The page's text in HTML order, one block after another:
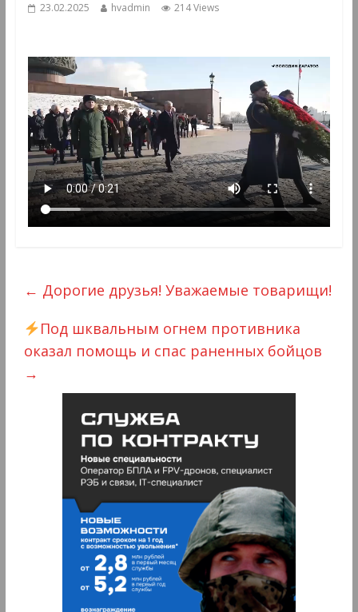
23.02.2025 hvadmin 214 Views
← Дорогие друзья! Уважаемые товарищи!
Под шквальным огнем противника
оказал помощь и спас раненных бойцов
→